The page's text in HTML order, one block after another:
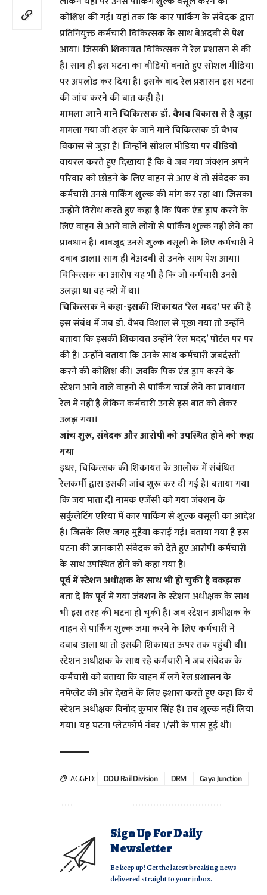
कोशिश की गई। यहां तक कि कार पार्किंग के संवेदक द्वारा
प्रतिनियुक्त कर्मचारी चिकित्सक के साथ बेअदबी से पेश
आया। जिसकी शिकायत चिकित्सक ने रेल प्रशासन से की
है। साथ ही इस घटना का वीडियो बनाते हुए सोशल मीडिया
पर अपलोड कर दिया है। इसके बाद रेल प्रशासन इस घटना
की जांच करने की बात कही है।
मामला जाने माने चिकित्सक डॉ. वैभव विकास से है जुड़ा
मामला गया जी शहर के जाने माने चिकित्सक डॉ वैभव
विकास से जुड़ा है। जिन्होंने सोशल मीडिया पर वीडियो
वायरल करते हुए दिखाया है कि वे जब गया जंक्शन अपने
परिवार को छोड़ने के लिए वाहन से आए थे तो संवेदक का
कर्मचारी उनसे पार्किंग शुल्क की मांग कर रहा था। जिसका
उन्होंने विरोध करते हुए कहा है कि पिक एंड ड्राप करने के
लिए वाहन से आने वाले लोगों से पार्किंग शुल्क नहीं लेने का
प्रावधान है। बावजूद उनसे शुल्क वसूली के लिए कर्मचारी ने
दवाब डाला। साथ ही बेअदबी से उनके साथ पेश आया।
चिकित्सक का आरोप यह भी है कि जो कर्मचारी उनसे
उलझा था वह नशे में था।
चिकित्सक ने कहा-इसकी शिकायत ‘रेल मदद’ पर की है
इस संबंध में जब डॉ. वैभव विशाल से पूछा गया तो उन्होंने
बताया कि इसकी शिकायत उन्होंने ‘रेल मदद’ पोर्टल पर पर
की है। उन्होंने बताया कि उनके साथ कर्मचारी जबर्दस्ती
करने की कोशिश की। जबकि पिक एंड ड्राप करने के
स्टेशन आने वाले वाहनों से पार्किंग चार्ज लेने का प्रावधान
रेल में नहीं है लेकिन कर्मचारी उनसे इस बात को लेकर
उलझ गया।
जांच शुरू, संवेदक और आरोपी को उपस्थित होने को कहा
गया
इधर, चिकित्सक की शिकायत के आलोक में संबंधित
रेलकर्मी द्वारा इसकी जांच शुरू कर दी गई है। बताया गया
कि जय माता दी नामक एजेंसी को गया जंक्शन के
सर्कुलेटिंग एरिया में कार पार्किंग से शुल्क वसूली का आदेश
है। जिसके लिए जगह मुहैया कराई गई। बताया गया है इस
घटना की जानकारी संवेदक को देते हुए आरोपी कर्मचारी
के साथ उपस्थित होने को कहा गया है।
पूर्व में स्टेशन अधीक्षक के साथ भी हो चुकी है बकझक
बता दें कि पूर्व में गया जंक्शन के स्टेशन अधीक्षक के साथ
भी इस तरह की घटना हो चुकी है। जब स्टेशन अधीक्षक के
वाहन से पार्किंग शुल्क जमा करने के लिए कर्मचारी ने
दवाब डाला था तो इसकी शिकायत ऊपर तक पहुंची थी।
स्टेशन अधीक्षक के साथ रहे कर्मचारी ने जब संवेदक के
कर्मचारी को बताया कि वाहन में लगे रेल प्रशासन के
नमेप्लेट की ओर देखने के लिए इशारा करते हुए कहा कि ये
स्टेशन अधीक्षक विनोद कुमार सिंह हैं। तब शुल्क नहीं लिया
गया। यह घटना प्लेटफॉर्म नंबर 1/सी के पास हुई थी।
TAGGED: DDU Rail Division DRM Gaya Junction
Sign Up For Daily
Newsletter
Be keep up! Get the latest breaking news
delivered straight to your inbox.